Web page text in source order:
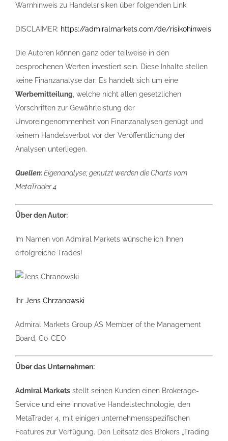
Warnhinweis zu Handelsrisiken über folgenden Link:
DISCLAIMER: https://admiralmarkets.com/de/risikohinweis
Die Autoren können ganz oder teilweise in den
besprochenen Werten investiert sein. Diese Inhalte stellen
keine Finanzanalyse dar: Es handelt sich um eine
Werbemitteilung , welche nicht allen gesetzlichen
Vorschriften zur Gewährleistung der
Unvoreingenommenheit von Finanzanalysen genügt und
keinem Handelsverbot vor der Veröffentlichung der
Analysen unterliegen.
Quellen:Eigenanalyse; genutzt werden die Charts vom
MetaTrader 4
Über den Autor:
Im Namen von Admiral Markets wünsche ich Ihnen
erfolgreiche Trades!
Ihr Jens Chrzanowski
Admiral Markets Group AS Member of the Management
Board, Co-CEO
Über das Unternehmen:
Admiral Markets stellt seinen Kunden einen Brokerage-
Service und eine innovative Handelstechnologie, den
MetaTrader 4, mit einigen unternehmensspezifischen
Features zur Verfügung. Den Leitsatz des Brokers „Trading